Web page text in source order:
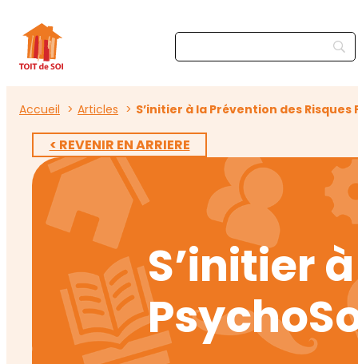
Accueil Articles S’initier à la Prévention des
< REVENIR EN ARRIERE
S’initier